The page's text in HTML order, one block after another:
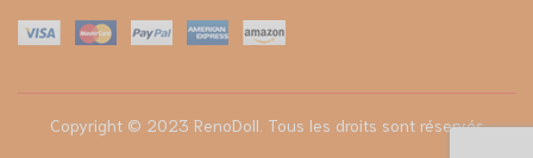
Copyright © 2023 RenoDoll . Tous les droits sont réservés